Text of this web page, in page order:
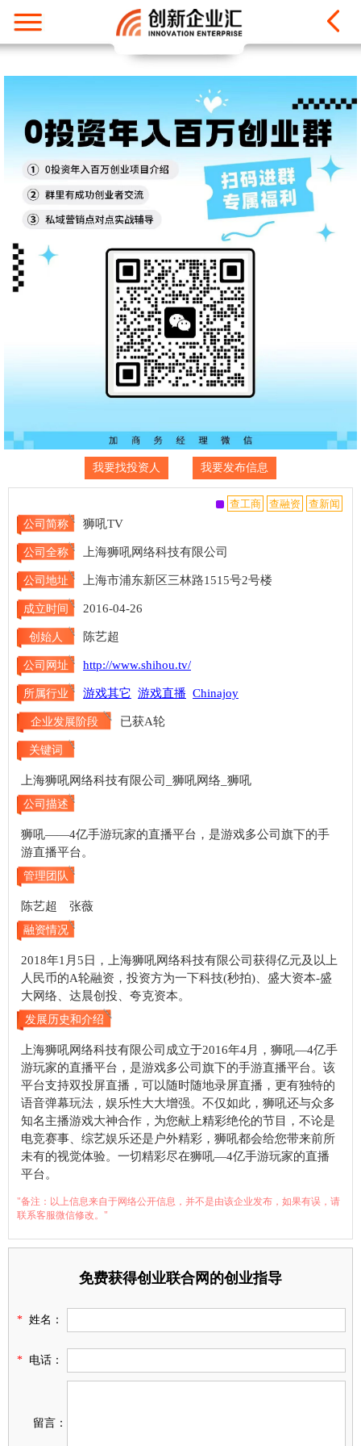
我要找投资人 我要发布信息
公司简称 狮吼TV
公司全称 上海狮吼网络科技有限公司
公司地址 上海市浦东新区三林路1515号2号楼
成立时间 2016-04-26
创始人 陈艺超
公司网址 http://www.shihou.tv/
所属行业 游戏其它 游戏直播 Chinajoy
企业发展阶段 已获A轮
关键词
上海狮吼网络科技有限公司_狮吼网络_狮吼
公司描述
狮吼——4亿手游玩家的直播平台，是游戏多公司旗下的手
游直播平台。
管理团队
陈艺超 张薇
融资情况
2018年1月5日，上海狮吼网络科技有限公司获得亿元及以上
人民币的A轮融资，投资方为一下科技(秒拍)、盛大资本-盛
大网络、达晨创投、夸克资本。
发展历史和介绍
上海狮吼网络科技有限公司成立于2016年4月，狮吼—4亿手
游玩家的直播平台，是游戏多公司旗下的手游直播平台。该
平台支持双投屏直播，可以随时随地录屏直播，更有独特的
语音弹幕玩法，娱乐性大大增强。不仅如此，狮吼还与众多
知名主播游戏大神合作，为您献上精彩绝伦的节目，不论是
电竞赛事、综艺娱乐还是户外精彩，狮吼都会给您带来前所
未有的视觉体验。一切精彩尽在狮吼—4亿手游玩家的直播
平台。
"备注：以上信息来自于网络公开信息，并不是由该企业发布，如果有误，请
联系客服微信修改。"
免费获得创业联合网的创业指导
* 姓名：
* 电话：
留言：